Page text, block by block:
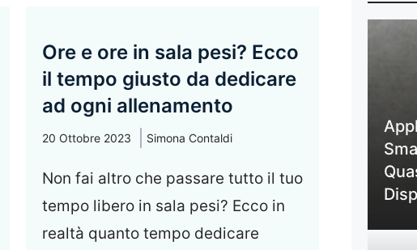
Ore e ore in sala pesi? Ecco
il tempo giusto da dedicare
ad ogni allenamento
20 Ottobre 2023 Simona Contaldi
Non fai altro che passare tutto il tuo
tempo libero in sala pesi? Ecco in
realtà quanto tempo dedicare